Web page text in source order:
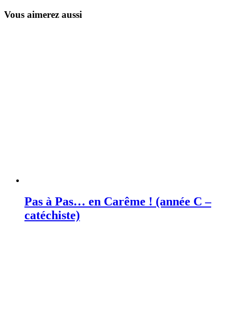
Vous aimerez aussi
Pas à Pas… en Carême ! (année C –
catéchiste)